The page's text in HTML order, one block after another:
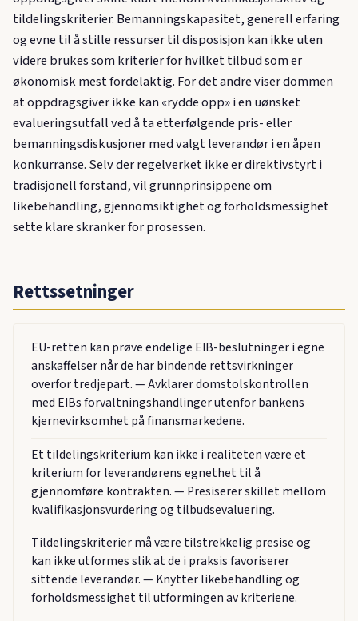
tildelingskriterier. Bemanningskapasitet, generell erfaring
og evne til å stille ressurser til disposisjon kan ikke uten
videre brukes som kriterier for hvilket tilbud som er
økonomisk mest fordelaktig. For det andre viser dommen
at oppdragsgiver ikke kan «rydde opp» i en uønsket
evalueringsutfall ved å ta etterfølgende pris- eller
bemanningsdiskusjoner med valgt leverandør i en åpen
konkurranse. Selv der regelverket ikke er direktivstyrt i
tradisjonell forstand, vil grunnprinsippene om
likebehandling, gjennomsiktighet og forholdsmessighet
sette klare skranker for prosessen.
Rettssetninger
EU-retten kan prøve endelige EIB-beslutninger i egne
anskaffelser når de har bindende rettsvirkninger
overfor tredjepart. — Avklarer domstolskontrollen
med EIBs forvaltningshandlinger utenfor bankens
kjernevirksomhet på finansmarkedene.
Et tildelingskriterium kan ikke i realiteten være et
kriterium for leverandørens egnethet til å
gjennomføre kontrakten. — Presiserer skillet mellom
kvalifikasjonsvurdering og tilbudsevaluering.
Tildelingskriterier må være tilstrekkelig presise og
kan ikke utformes slik at de i praksis favoriserer
sittende leverandør. — Knytter likebehandling og
forholdsmessighet til utformingen av kriteriene.